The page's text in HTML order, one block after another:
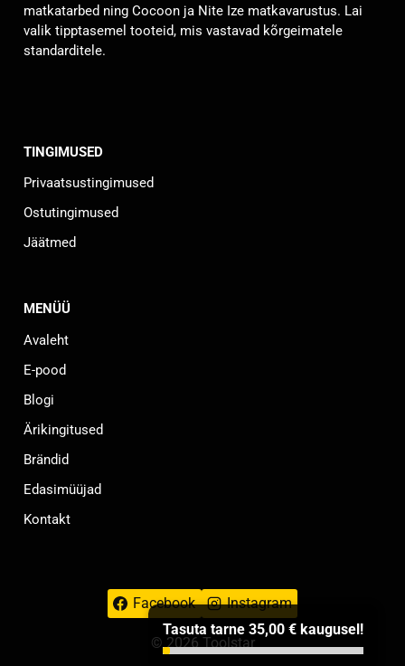
matkatarbed ning Cocoon ja Nite Ize matkavarustus. Lai
valik tipptasemel tooteid, mis vastavad kõrgeimatele
standarditele.
TINGIMUSED
Privaatsustingimused
Ostutingimused
Jäätmed
MENÜÜ
Avaleht
E-pood
Blogi
Ärikingitused
Brändid
Edasimüüjad
Kontakt
Facebook Instagram
© 2026 Toolstar
Tasuta tarne 35,00 € kaugusel!